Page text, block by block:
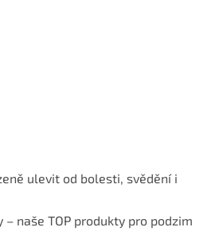
ulevit od bolesti, svědění i
naše TOP produkty pro podzim